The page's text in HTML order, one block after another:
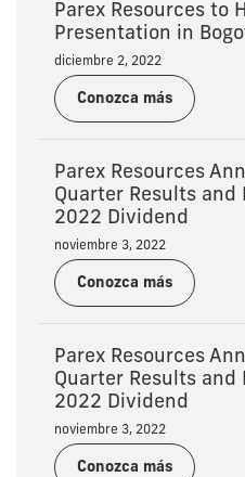
Parex Resources to
Presentation in
diciembre 2, 2022
Conozca más
Parex Resources
Quarter Results and
2022 Dividend
noviembre 3, 2022
Conozca más
Parex Resources
Quarter Results and
2022 Dividend
noviembre 3, 2022
Conozca más